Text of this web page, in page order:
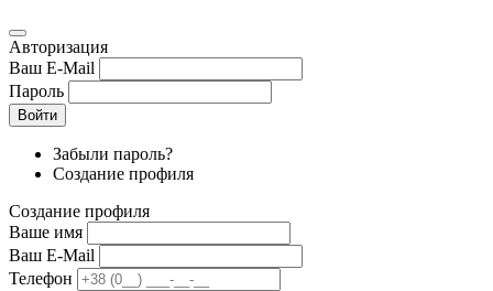
Авторизация
Ваш E-Mail
Пароль
Войти
Забыли пароль?
Создание профиля
Создание профиля
Ваше имя
Ваш E-Mail
Телефон